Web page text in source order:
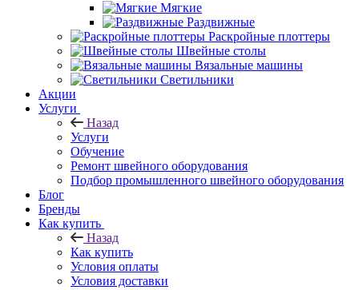
Мягкие
Раздвижные
Раскройные плоттеры
Швейные столы
Вязальные машины
Светильники
Акции
Услуги
Назад
Услуги
Обучение
Ремонт швейного оборудования
Подбор промышленного швейного оборудования
Блог
Бренды
Как купить
Назад
Как купить
Условия оплаты
Условия доставки